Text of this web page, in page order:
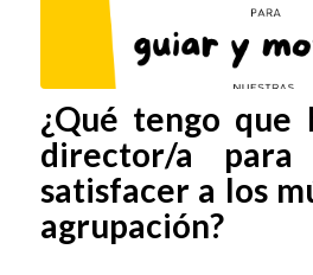
¿Qué tengo que
director/a
satisfacer a los
agrupación?